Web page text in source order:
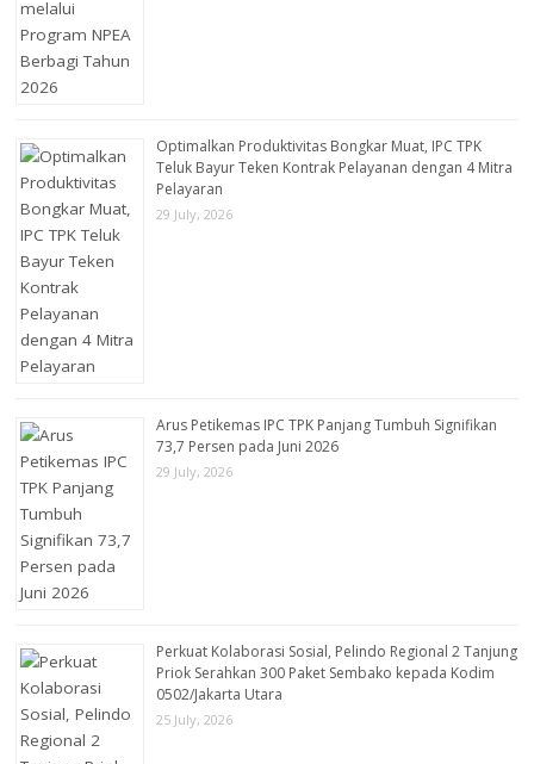
Optimalkan Produktivitas Bongkar Muat, IPC TPK
Teluk Bayur Teken Kontrak Pelayanan dengan 4 Mitra
Pelayaran
29 July, 2026
Arus Petikemas IPC TPK Panjang Tumbuh Signifikan
73,7 Persen pada Juni 2026
29 July, 2026
Perkuat Kolaborasi Sosial, Pelindo Regional 2 Tanjung
Priok Serahkan 300 Paket Sembako kepada Kodim
0502/Jakarta Utara
25 July, 2026